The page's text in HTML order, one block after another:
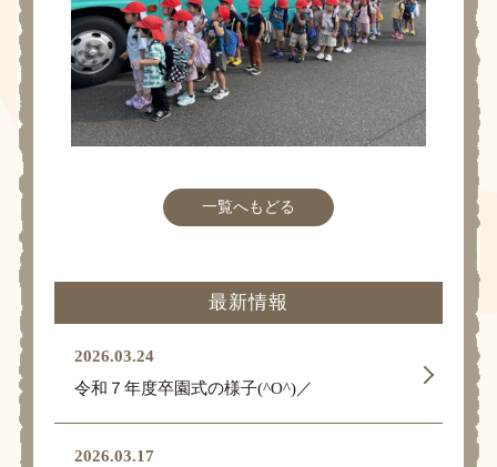
一覧へもどる
最新情報
2026.03.24
令和７年度卒園式の様子(^O^)／
2026.03.17